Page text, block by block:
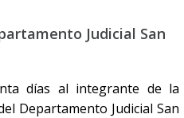
Judicial San
días al integrante de la
Departamento Judicial San